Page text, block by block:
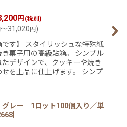
円 (税別)
～31,020 円 )
です】 スタイリッシュな特殊紙
菓子用の高級貼箱。 シンプル
デザインで、クッキーや焼き
を上品に仕上げます。 シンプ
レー 1ロット100個入り／単